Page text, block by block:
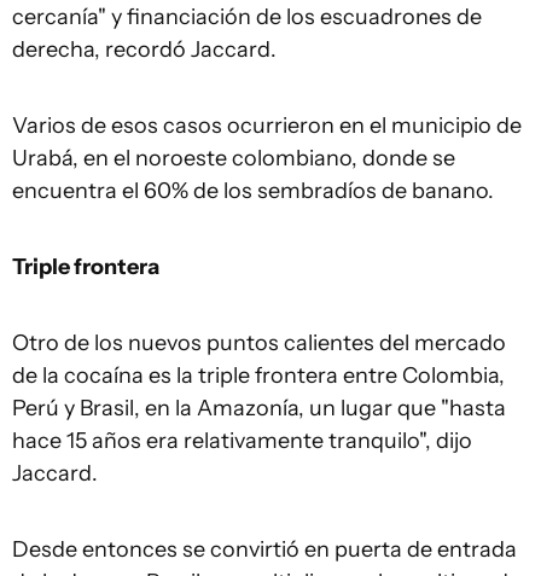
cercanía" y financiación de los escuadrones de
derecha, recordó Jaccard.
Varios de esos casos ocurrieron en el municipio de
Urabá, en el noroeste colombiano, donde se
encuentra el 60% de los sembradíos de banano.
Triple frontera
Otro de los nuevos puntos calientes del mercado
de la cocaína es la triple frontera entre Colombia,
Perú y Brasil, en la Amazonía, un lugar que "hasta
hace 15 años era relativamente tranquilo", dijo
Jaccard.
Desde entonces se convirtió en puerta de entrada